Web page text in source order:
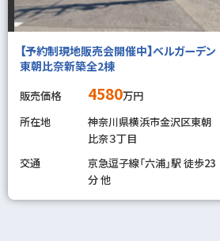
【予約制現地販売会開催中】ベルガーデン
東朝比奈新築全2棟
販売価格 4580万円
所在地
神奈川県横浜市金沢区東朝
比奈３丁目
交通
京急逗子線「六浦」駅 徒歩23
分 他